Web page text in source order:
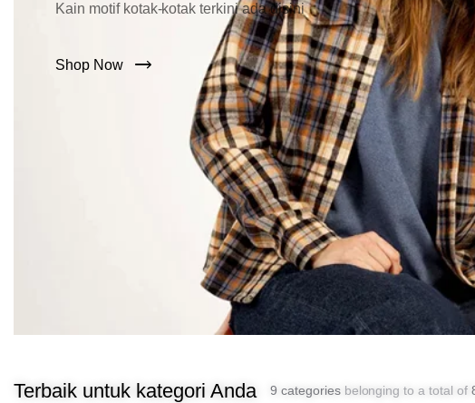
Kain motif kotak-kotak terkini ada disini
Shop Now
Terbaik untuk kategori Anda 9 categoriesbelonging to a total of